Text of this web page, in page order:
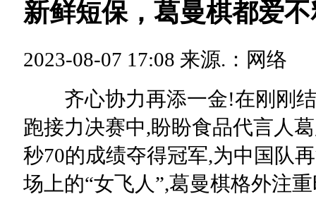
新鲜短保，葛曼棋都爱
2023-08-07 17:08 来源.：网络
齐心协力再添一金!在刚刚结
跑接力决赛中,盼盼食品代言人
秒70的成绩夺得冠军,为中国队
场上的“女飞人”,葛曼棋格外注